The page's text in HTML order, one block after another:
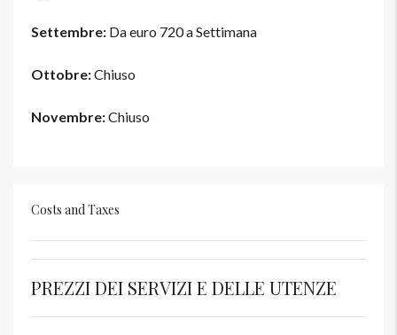
Settembre: Da euro 720 a Settimana
Ottobre:Chiuso
Novembre:Chiuso
Costs and Taxes
PREZZI DEI SERVIZI E DELLE UTENZE